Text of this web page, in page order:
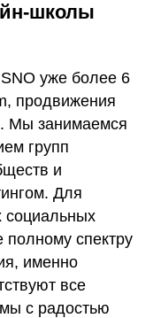
школы
уже более 6
продвижения
Мы занимаемся
групп
и
Для
социальных
полному спектру
именно
все
с радостью